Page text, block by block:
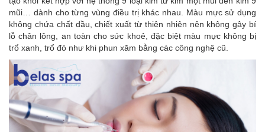
mũi… dành cho từng vùng điều trị khác nhau. Màu mực sử dụng
không chứa chất dầu, chiết xuất từ thiên nhiên nên không gây bí
lỗ chân lông, an toàn cho sức khoẻ, đặc biệt màu mực không bị
trổ xanh, trổ đỏ như khi phun xăm bằng các công nghệ cũ.